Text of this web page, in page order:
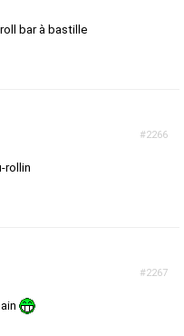
bar à bastille
#2266
rollin
#2267